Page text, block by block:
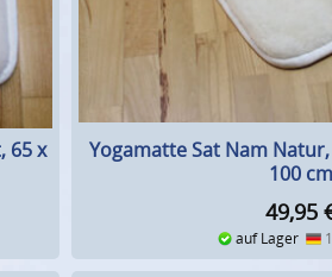
65 x
Yogamatte Sat Nam
100 cm
49,95
auf Lager